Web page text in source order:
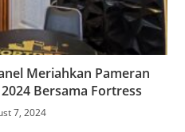
Meriahkan Pameran
Bersama Fortress
7, 2024